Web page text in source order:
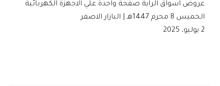
عروض اسواق الراية صفحة واحدة علي الاجهزة الكهربائية
الخميس 8 محرم 1447هـ | البازار الاصفر
2 يوليو، 2025